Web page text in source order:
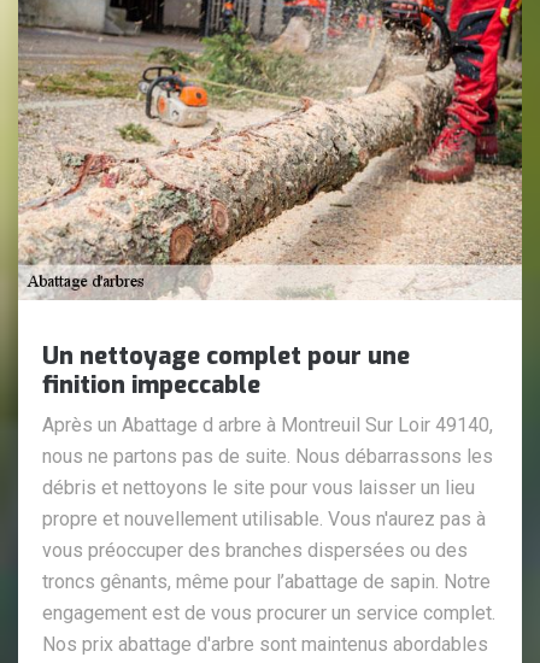
Un nettoyage complet pour une
finition impeccable
Après un Abattage d arbre à Montreuil Sur Loir 49140,
nous ne partons pas de suite. Nous débarrassons les
débris et nettoyons le site pour vous laisser un lieu
propre et nouvellement utilisable. Vous n'aurez pas à
vous préoccuper des branches dispersées ou des
troncs gênants, même pour l’abattage de sapin. Notre
engagement est de vous procurer un service complet.
Nos prix abattage d'arbre sont maintenus abordables